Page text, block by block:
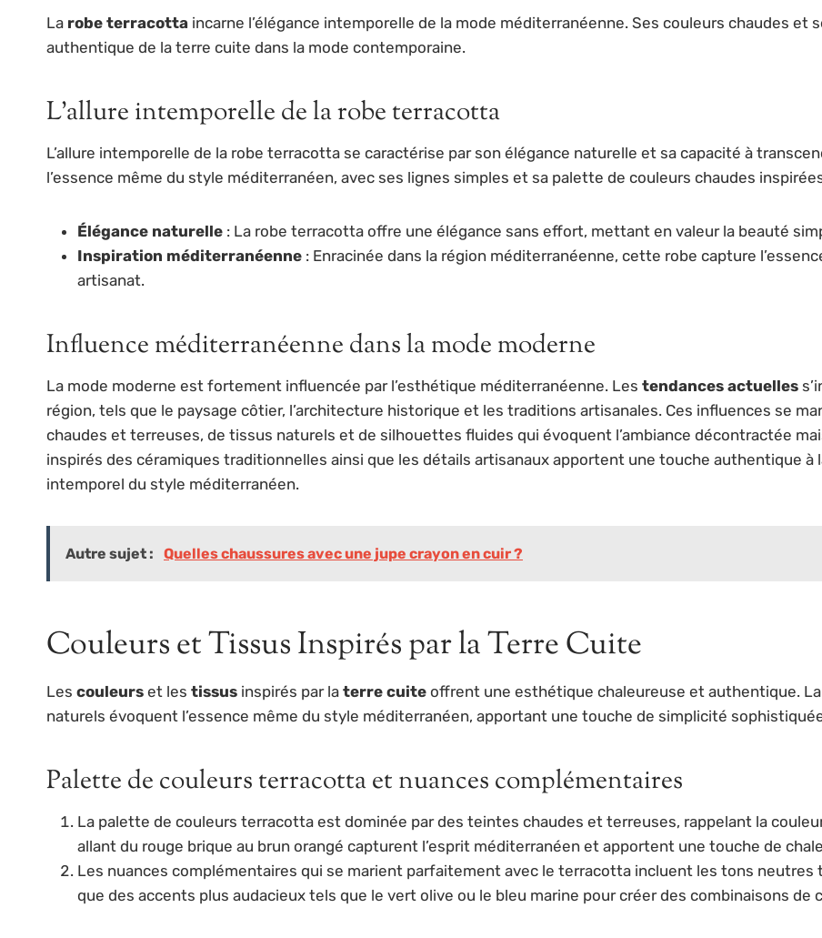
La robe terracotta incarne l’élégance intemporelle de la mode méditerranéenne. Ses couleurs chaudes et
authentique de la terre cuite dans la mode contemporaine.
L’allure intemporelle de la robe terracotta
L’allure intemporelle de la robe terracotta se caractérise par son élégance naturelle et sa capacité à
l’essence même du style méditerranéen, avec ses lignes simples et sa palette de couleurs chaudes
Élégance naturelle : La robe terracotta offre une élégance sans effort, mettant en valeur la beauté
Inspiration méditerranéenne : Enracinée dans la région méditerranéenne, cette robe capture
artisanat.
Influence méditerranéenne dans la mode moderne
La mode moderne est fortement influencée par l’esthétique méditerranéenne. Les tendances actuelles
région, tels que le paysage côtier, l’architecture historique et les traditions artisanales. Ces influences se
chaudes et terreuses, de tissus naturels et de silhouettes fluides qui évoquent l’ambiance décontractée
inspirés des céramiques traditionnelles ainsi que les détails artisanaux apportent une touche authentique à
intemporel du style méditerranéen.
Autre sujet : Quelles chaussures avec une jupe crayon en cuir ?
Couleurs et Tissus Inspirés par la Terre Cuite
Les couleurs et les tissus inspirés par la terre cuite offrent une esthétique chaleureuse et authentique.
naturels évoquent l’essence même du style méditerranéen, apportant une touche de simplicité
Palette de couleurs terracotta et nuances complémentaires
La palette de couleurs terracotta est dominée par des teintes chaudes et terreuses, rappelant la
allant du rouge brique au brun orangé capturent l’esprit méditerranéen et apportent une touche de
Les nuances complémentaires qui se marient parfaitement avec le terracotta incluent les tons neutres
que des accents plus audacieux tels que le vert olive ou le bleu marine pour créer des combinaisons de